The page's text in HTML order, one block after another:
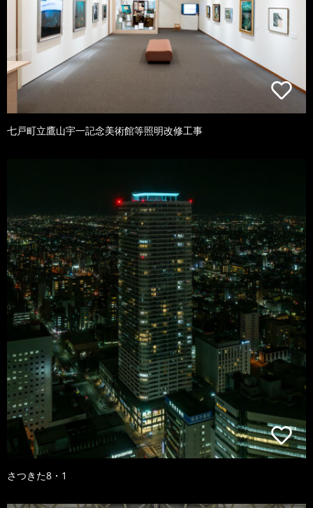
七戸町立鷹山宇一記念美術館等照明改修工事
さつきた8・1